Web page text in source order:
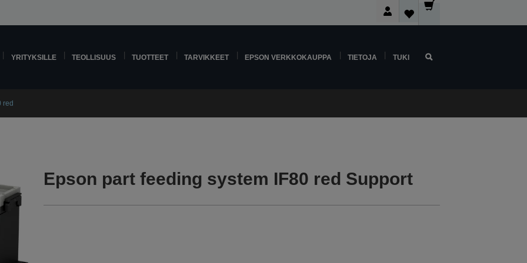
YRITYKSILLE TEOLLISUUS TUOTTEET TARVIKKEET EPSON VERKKOKAUPPA TIETOJA TUKI
red
Epson part feeding system IF80 red Support